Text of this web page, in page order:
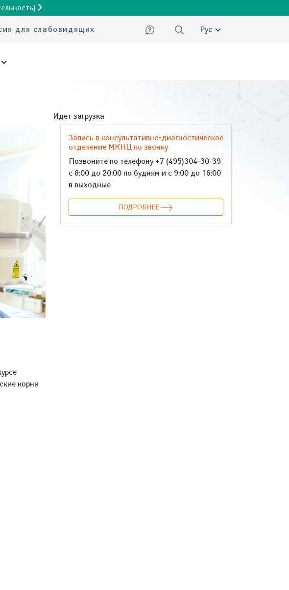
для слабовидящих Русский
корни
Идет загрузка
Запись в консультативно-диагностическое
отделение МКНЦ по звонку
Позвоните по телефону +7 (495)304-30-39
с 8:00 до 20:00 по будням и с 9:00 до 16:00
в выходные
ПОДРОБНЕЕ